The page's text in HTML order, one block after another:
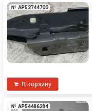
№ AP52744700
В корзину
№ AP54486284